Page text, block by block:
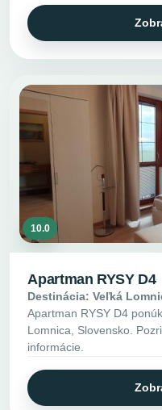
10.0
Apartman RYSY D4
Destinácia: Veľká
Apartman RYSY D4
Lomnica, Slovensko.
informácie.